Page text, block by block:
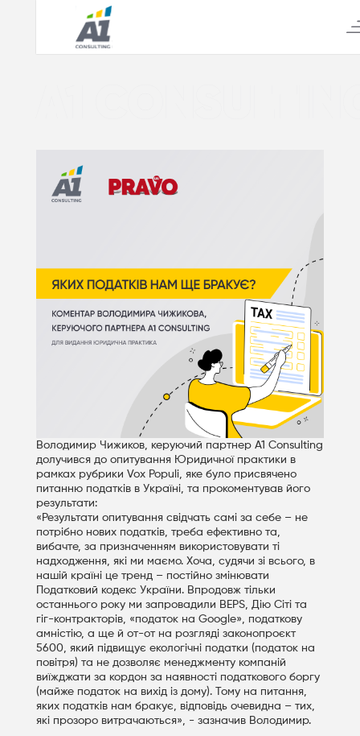
Володимир Чижиков, керуючий партнер А1 Consulting
долучився до опитування Юридичної практики в
рамках рубрики Vox Populi, яке було присвячено
питанню податків в Україні, та прокоментував його
результати:
«Результати опитування свідчать самі за себе – не
потрібно нових податків, треба ефективно та,
вибачте, за призначенням використовувати ті
надходження, які ми маємо. Хоча, судячи зі всього, в
нашій країні це тренд – постійно змінювати
Податковий кодекс України. Впродовж тільки
останнього року ми запровадили BEPS, Дію Сіті та
гіг-контракторів, «податок на Google», податкову
амністію, а ще й от-от на розгляді законопроєкт
5600, який підвищує екологічні податки (податок на
повітря) та не дозволяє менеджменту компаній
виїжджати за кордон за наявності податкового боргу
(майже податок на вихід із дому). Тому на питання,
яких податків нам бракує, відповідь очевидна – тих,
які прозоро витрачаються», - зазначив Володимир.